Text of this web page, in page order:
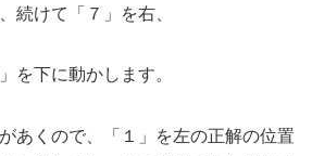
続けて「７」を右、
を下に動かします。
あくので、「１」を左の正解の位置